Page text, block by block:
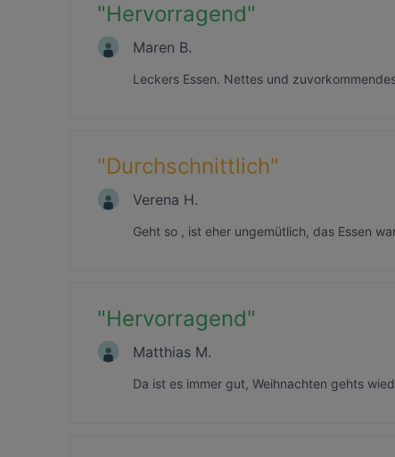
"Hervorragend"
Maren B.
Leckers Essen. Nettes und
"Durchschnittlich"
Verena H.
Geht so , ist eher ungemütlich, das Essen
"Hervorragend"
Matthias M.
Da ist es immer gut, Weihnachten gehts